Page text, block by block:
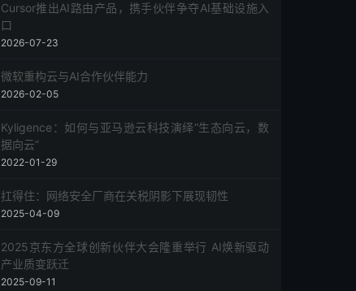
Cursor推出AI路由产品，携手伙伴争夺AI基础设施入
口
2026-07-23
微软重构云与AI合作伙伴能力
2026-02-05
Kyligence：如何与亚马逊云科技演绎“生态向云，数
据向云”
2022-01-29
扛得住：网络安全厂商在关税阴影下展现韧性
2025-04-09
2025京东方全球创新伙伴大会隆重举行 AI焕新驱动
产业质变跃迁
2025-09-11